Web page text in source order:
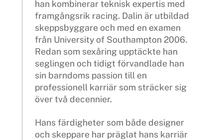
han kombinerar teknisk expertis med
framgångsrik racing. Dalin är utbildad
skeppsbyggare och med en examen
från University of Southampton 2006.
Redan som sexåring upptäckte han
seglingen och tidigt förvandlade han
sin barndoms passion till en
professionell karriär som sträcker sig
över två decennier.
Hans färdigheter som både designer
och skeppare har präglat hans karriär